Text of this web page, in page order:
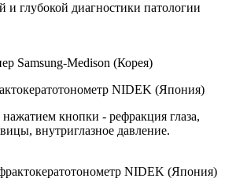
и глубокой диагностики патологии
NIDEK (Япония)
кнопки - рефракция глаза,
внутриглазное давление.